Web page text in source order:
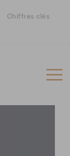
Chiffres clés